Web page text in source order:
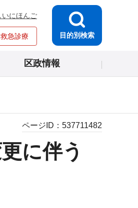
いにほんご
急診療 目的別検索
区政情報
に伴う
ページID： 537711482